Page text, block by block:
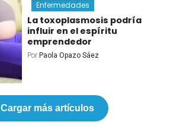
Enfermedades
La toxoplasmosis podría
influir en el espíritu
emprendedor
Por Paola Opazo Sáez
Cargar más artículos